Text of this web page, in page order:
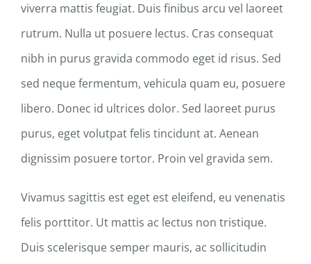
viverra mattis feugiat. Duis finibus arcu vel laoreet
rutrum. Nulla ut posuere lectus. Cras consequat
nibh in purus gravida commodo eget id risus. Sed
sed neque fermentum, vehicula quam eu, posuere
libero. Donec id ultrices dolor. Sed laoreet purus
purus, eget volutpat felis tincidunt at. Aenean
dignissim posuere tortor. Proin vel gravida sem.
Vivamus sagittis est eget est eleifend, eu venenatis
felis porttitor. Ut mattis ac lectus non tristique.
Duis scelerisque semper mauris, ac sollicitudin